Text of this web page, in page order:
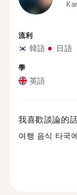
流利
韓語 日語
學
英語
我喜歡談論的
여행 음식 타국